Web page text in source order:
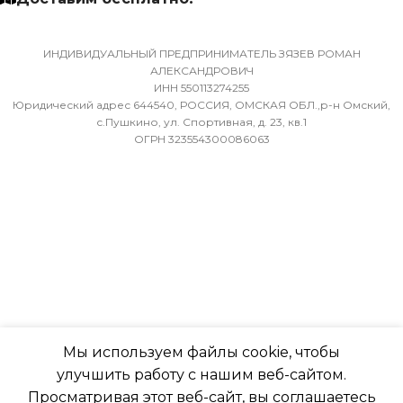
МАССА ТОВАРА С УПАКОВКОЙ
МИН. РАБОЧАЯ ТЕМПЕРАТУРА
ВОЗДУХА ДЛЯ ВНЕШНЕГО
ВОЗДУХА ДЛЯ
БЛОКА
-7
РАБОТАЕТ С АЛИСОЙ
ИНДИВИДУАЛЬНЫЙ ПРЕДПРИНИМАТЕЛЬ ЗЯЗЕВ РОМАН
АЛЕКСАНДРОВИЧ
ИНН 550113274255
Юридический адрес 644540, РОССИЯ, ОМСКАЯ ОБЛ.,р-н Омский,
с.Пушкино, ул. Спортивная, д. 23, кв.1
ОГРН 323554300086063
Мы используем файлы cookie, чтобы
улучшить работу с нашим веб-сайтом.
Просматривая этот веб-сайт, вы соглашаетесь